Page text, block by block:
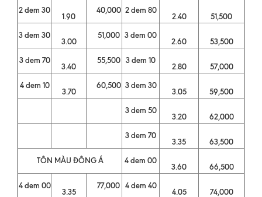
2 dem 30
1.90
40,000 2 dem 80
2.40
51,500
3 dem 30
3.00
51,000 3 dem 00
2.60
53,500
3 dem 70
3.40
55,500 3 dem 10
2.80
57,000
4 dem 10
3.70
60,500 3 dem 30
3.05
59,500
3 dem 50
3.20
62,000
3 dem 70
3.35
63,500
TÔN MÀU ĐÔNG Á
4 dem 00
3.60
66,500
4 dem 00
3.35
77,000 4 dem 40
4.05
74,000